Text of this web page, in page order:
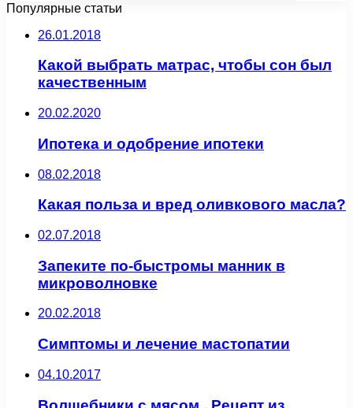
Популярные статьи
26.01.2018
Какой выбрать матрас, чтобы сон был
качественным
20.02.2020
Ипотека и одобрение ипотеки
08.02.2018
Какая польза и вред оливкового масла?
02.07.2018
Запеките по-быстромы манник в
микроволновке
20.02.2018
Симптомы и лечение мастопатии
04.10.2017